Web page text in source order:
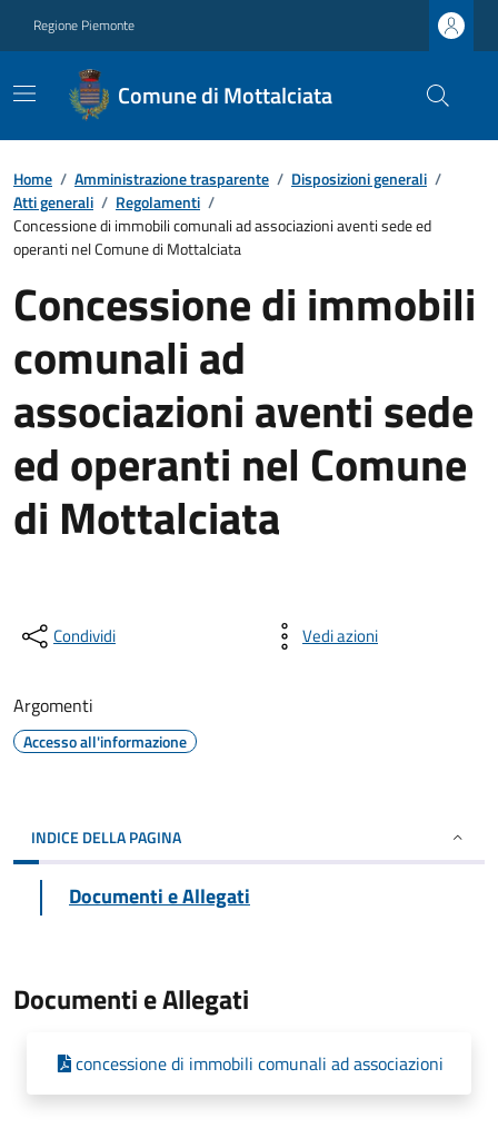
Regione Piemonte
Comune di Mottalciata
Home / Amministrazione trasparente / Disposizioni generali /
Atti generali / Regolamenti /
Concessione di immobili comunali ad associazioni aventi sede ed
operanti nel Comune di Mottalciata
Concessione di immobili
comunali ad
associazioni aventi sede
ed operanti nel Comune
di Mottalciata
Condividi Vedi azioni
Argomenti
Accesso all'informazione
INDICE DELLA PAGINA
Documenti e Allegati
Documenti e Allegati
concessione di immobili comunali ad associazioni